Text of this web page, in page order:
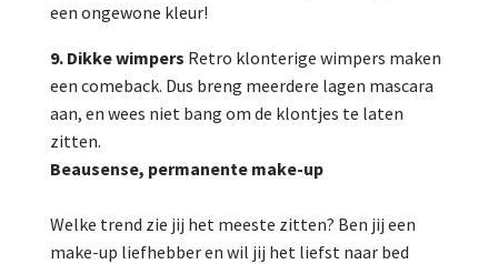
een ongewone kleur!
9. Dikke wimpers Retro klonterige wimpers maken
een comeback. Dus breng meerdere lagen mascara
aan, en wees niet bang om de klontjes te laten
zitten.
Beausense, permanente make-up
Welke trend zie jij het meeste zitten? Ben jij een
make-up liefhebber en wil jij het liefst naar bed